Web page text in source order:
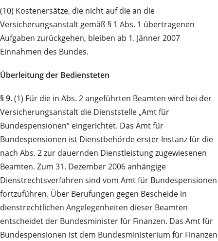
(10) Kostenersätze, die nicht auf die an die
Versicherungsanstalt gemäß § 1 Abs. 1 übertragenen
Aufgaben zurückgehen, bleiben ab 1. Jänner 2007
Einnahmen des Bundes.
Überleitung der Bediensteten
§ 9.(1) Für die in Abs. 2 angeführten Beamten wird bei der
Versicherungsanstalt die Dienststelle „Amt für
Bundespensionen“ eingerichtet. Das Amt für
Bundespensionen ist Dienstbehörde erster Instanz für die
nach Abs. 2 zur dauernden Dienstleistung zugewiesenen
Beamten. Zum 31. Dezember 2006 anhängige
Dienstrechtsverfahren sind vom Amt für Bundespensionen
fortzuführen. Über Berufungen gegen Bescheide in
dienstrechtlichen Angelegenheiten dieser Beamten
entscheidet der Bundesminister für Finanzen. Das Amt für
Bundespensionen ist dem Bundesministerium für Finanzen